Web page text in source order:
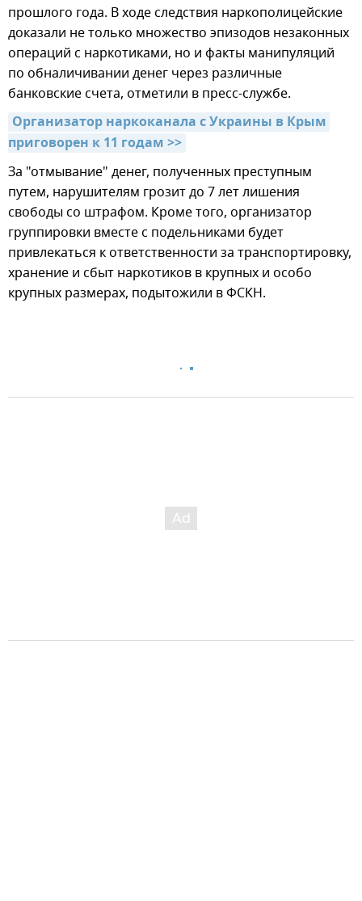
прошлого года. В ходе следствия наркополицейские
доказали не только множество эпизодов незаконных
операций с наркотиками, но и факты манипуляций
по обналичивании денег через различные
банковские счета, отметили в пресс-службе.
Организатор наркоканала с Украины в Крым
приговорен к 11 годам >>
За "отмывание" денег, полученных преступным
путем, нарушителям грозит до 7 лет лишения
свободы со штрафом. Кроме того, организатор
группировки вместе с подельниками будет
привлекаться к ответственности за транспортировку,
хранение и сбыт наркотиков в крупных и особо
крупных размерах, подытожили в ФСКН.